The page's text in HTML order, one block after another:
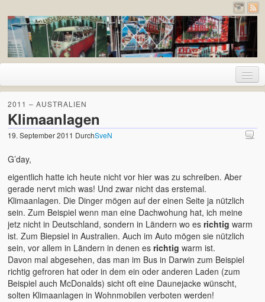
Home
Urlaub
2026 – Pyrenäen (Frankreich und Spanien)
2020 – Deutschland
2019 – Island
2017 – Holland
2017 – London
2016 – Deutschland
2015 – Deutschland
2011 – AUSTRALIEN
Klimaanlagen
19. September 2011 DurchSveN
G’day,
eigentlich hatte ich heute nicht vor hier was zu schreiben. Aber
gerade nervt mich was! Und zwar nicht das erstemal.
Klimaanlagen. Die Dinger mögen auf der einen Seite ja nützlich
sein. Zum Beispiel wenn man eine Dachwohung hat, ich meine
jetz nicht in Deutschland, sondern in Ländern wo esrichtigwarm
ist. Zum Biepsiel in Australien. Auch im Auto mögen sie nützlich
sein, vor allem in Ländern in denen esrichtigwarm ist.
Davon mal abgesehen, das man im Bus in Darwin zum Beispiel
richtig gefroren hat oder in dem ein oder anderen Laden (zum
Beispiel auch McDonalds) sicht oft eine Daunejacke wünscht,
solten Klimaanlagen in Wohnmobilen verboten werden!